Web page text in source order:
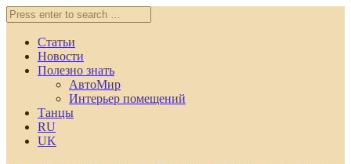
Статьи
Новости
Полезно знать
АвтоМир
Интерьер помещений
Танцы
RU
UK